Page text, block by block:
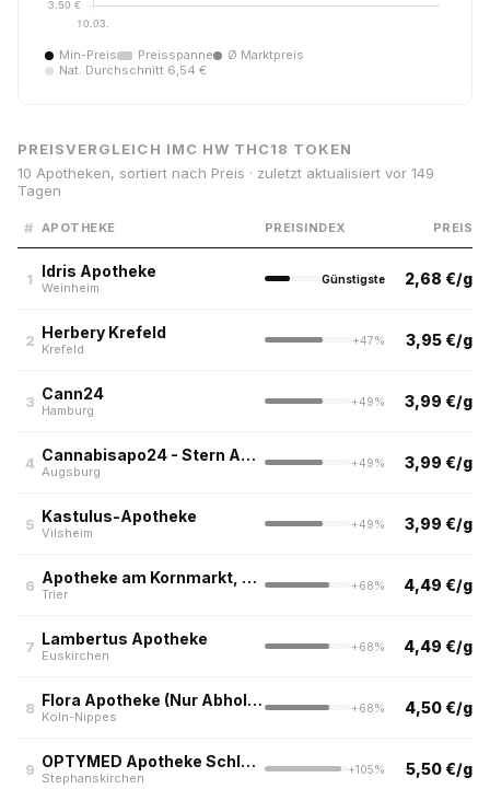
Min-Preis Preisspanne
Ø Marktpreis
Nat. Durchschnitt 6,54 €
PREISVERGLEICH IMC HW THC18 TOKEN
10 Apotheken, sortiert nach Preis · zuletzt aktualisiert vor 149
Tagen
# APOTHEKE PREISINDEX PREIS
1 Idris Apotheke
Weinheim
Günstigste 2,68 €/g
2 Herbery Krefeld
Krefeld
+47% 3,95 €/g
3 Cann24
Hamburg
+49% 3,99 €/g
4 Cannabisapo24 - Stern Apotheke Augsburg
Augsburg
+49% 3,99 €/g
5 Kastulus-Apotheke
Vilsheim
+49% 3,99 €/g
6 Apotheke am Kornmarkt, Trier
Trier
+68% 4,49 €/g
7 Lambertus Apotheke
Euskirchen
+68% 4,49 €/g
8 Flora Apotheke (Nur Abholung)
Köln-Nippes
+68% 4,50 €/g
9 OPTYMED Apotheke Schlossberg
Stephanskirchen
+105% 5,50 €/g